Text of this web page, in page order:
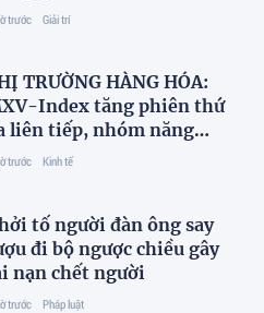
trước Giải trí
TRƯỜNG HÀNG HÓA:
Index tăng phiên thứ
liên tiếp, nhóm năng
‘kéo’ thị trường
trước Kinh tế
tố người đàn ông say
đi bộ ngược chiều gây
nạn chết người
trước Pháp luật